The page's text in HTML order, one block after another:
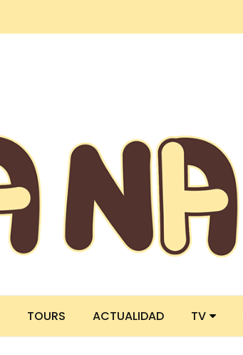
TOURS ACTUALIDAD TV